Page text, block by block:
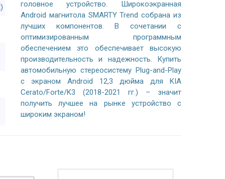
головное устройство. Широкоэкранная
Android магнитола SMARTY Trend собрана из
лучших компонентов. В сочетании с
оптимизированным программным
обеспечением это обеспечивает высокую
производительность и надежность. Купить
автомобильную стереосистему Plug-and-Play
с экраном Android 12,3 дюйма для KIA
Cerato/Forte/K3 (2018-2021 гг.) – значит
получить лучшее на рынке устройство с
широким экраном!